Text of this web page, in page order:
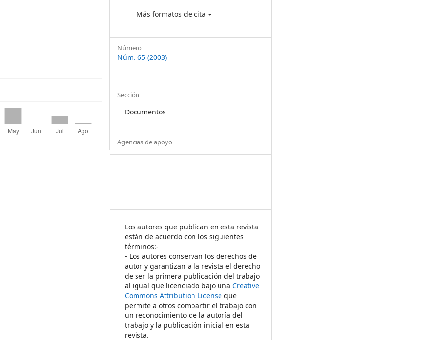
Más formatos de cita
Número
Núm. 65 (2003)
Sección
Documentos
Agencias de apoyo
Los autores que publican en esta revista
están de acuerdo con los siguientes
términos:-
- Los autores conservan los derechos de
autor y garantizan a la revista el derecho
de ser la primera publicación del trabajo
al igual que licenciado bajo unaCreative
Commons Attribution License que
permite a otros compartir el trabajo con
un reconocimiento de la autoría del
trabajo y la publicación inicial en esta
revista.